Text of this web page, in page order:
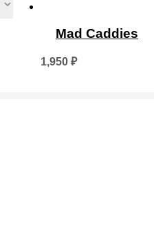
Mad Caddies
1,950 ₽